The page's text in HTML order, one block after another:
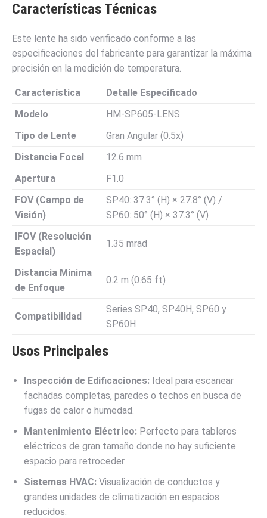
Características Técnicas
Este lente ha sido verificado conforme a las
especificaciones del fabricante para garantizar la máxima
precisión en la medición de temperatura.
Característica
Detalle Especificado
Modelo
HM-SP605-LENS
Tipo de Lente
Gran Angular (0.5x)
Distancia Focal
12.6 mm
Apertura
F1.0
FOV (Campo de
Visión)
SP40: 37.3° (H) × 27.8° (V) /
SP60: 50° (H) × 37.3° (V)
IFOV (Resolución
Espacial)
1.35 mrad
Distancia Mínima
de Enfoque
0.2 m (0.65 ft)
Compatibilidad
Series SP40, SP40H, SP60 y
SP60H
Usos Principales
Inspección de Edificaciones: Ideal para escanear
fachadas completas, paredes o techos en busca de
fugas de calor o humedad.
Mantenimiento Eléctrico: Perfecto para tableros
eléctricos de gran tamaño donde no hay suficiente
espacio para retroceder.
Sistemas HVAC: Visualización de conductos y
grandes unidades de climatización en espacios
reducidos.